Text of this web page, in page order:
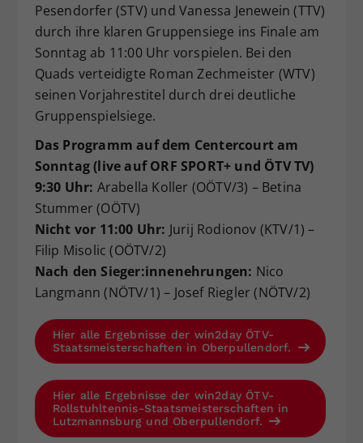
Pesendorfer (STV) und Vanessa Jenewein (TTV)
durch ihre klaren Gruppensiege ins Finale am
Sonntag ab 11:00 Uhr vorspielen. Bei den
Quads verteidigte Roman Zechmeister (WTV)
seinen Vorjahrestitel durch drei deutliche
Gruppenspielsiege.
Das Programm auf dem Centercourt am
Sonntag (live auf ORF SPORT+ und ÖTV TV)
9:30 Uhr: Arabella Koller (OÖTV/3) – Betina
Stummer (OÖTV)
Nicht vor 11:00 Uhr: Jurij Rodionov (KTV/1) –
Filip Misolic (OÖTV/2)
Nach den Sieger:innenehrungen: Nico
Langmann (NÖTV/1) – Josef Riegler (NÖTV/2)
Hier alle Ergebnisse der win2day ÖTV-
Staatsmeisterschaften in Oberpullendorf.
Hier alle Ergebnisse der win2day ÖTV-
Rollstuhltennis-Staatsmeisterschaften in
Lutzmannsburg und Oberpullendorf.